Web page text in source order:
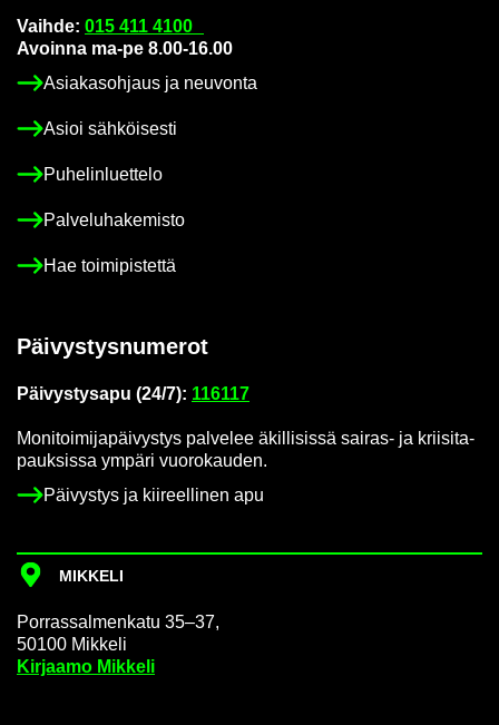
Vaih­de: 015 411 4100
Avoin­na ma-pe 8.00-16.00
Asia­kas­oh­jaus ja neu­von­ta
Asioi säh­köi­ses­ti
Pu­he­lin­luet­te­lo
Pal­ve­lu­ha­ke­mis­to
Hae toi­mi­pis­tet­tä
Päi­vys­tys­nu­me­rot
Päi­vys­tys­a­pu (24/7): 116117
Mo­ni­toi­mi­ja­päi­vys­tys pal­ve­lee äkil­li­sis­sä sairas-​ ja krii­si­ta­
pauk­sis­sa ym­pä­ri vuo­ro­kau­den.
Päi­vys­tys ja kii­reel­li­nen apu
MIK­KE­LI
Por­ras­sal­men­ka­tu 35–37,
50100 Mik­ke­li
Kir­jaa­mo Mik­ke­li